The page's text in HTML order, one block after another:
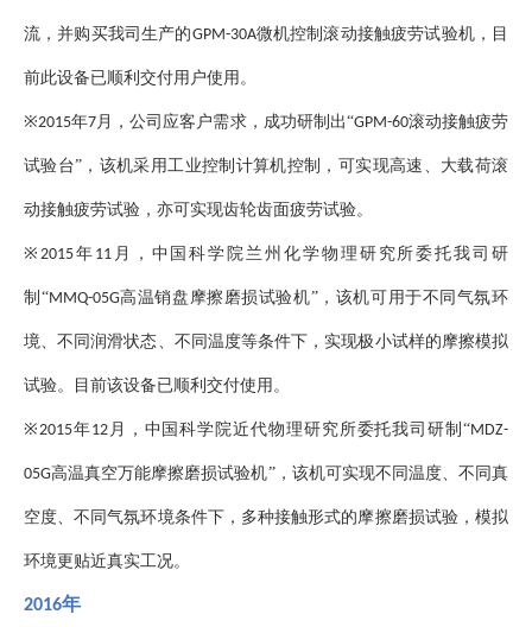
流，并购买我司生产的GPM-30A微机控制滚动接触疲劳试验机，目
前此设备已顺利交付用户使用。
※2015年7月，公司应客户需求，成功研制出“GPM-60滚动接触疲劳
试验台”，该机采用工业控制计算机控制，可实现高速、大载荷滚
动接触疲劳试验，亦可实现齿轮齿面疲劳试验。
※ 2015年 11月，中国科学院兰州化学物理研究所委托我司研
制“MMQ-05G高温销盘摩擦磨损试验机”，该机可用于不同气氛环
境、不同润滑状态、不同温度等条件下，实现极小试样的摩擦模拟
试验。目前该设备已顺利交付使用。
※2015年12月，中国科学院近代物理研究所委托我司研制“MDZ-
05G高温真空万能摩擦磨损试验机”，该机可实现不同温度、不同真
空度、不同气氛环境条件下，多种接触形式的摩擦磨损试验，模拟
环境更贴近真实工况。
2016年